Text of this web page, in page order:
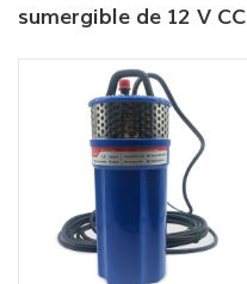
sumergible de 12 V CC